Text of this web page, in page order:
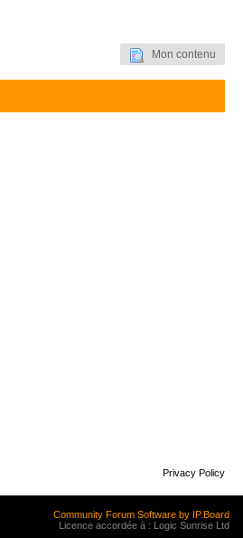
Mon contenu
Privacy Policy
Community Forum Software by IP.Board
Licence accordée à : Logic Sunrise Ltd